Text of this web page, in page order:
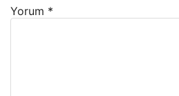
Yorum *